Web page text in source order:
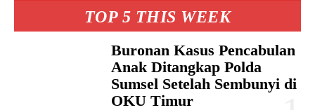
TOP 5 THIS WEEK
Buronan Kasus Pencabulan
Anak Ditangkap Polda
Sumsel Setelah Sembunyi di
OKU Timur